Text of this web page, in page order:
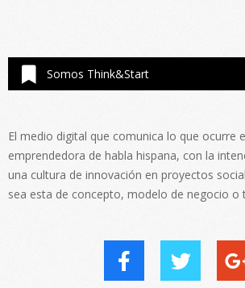
Somos Think&Start
El medio digital que comunica lo que ocurre
emprendedora de habla hispana, con la
una cultura de innovación en proyectos
sea esta de concepto, modelo de negocio o